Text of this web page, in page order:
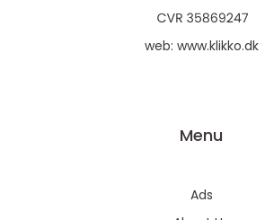
web: www.klikko.dk
Menu
Ads